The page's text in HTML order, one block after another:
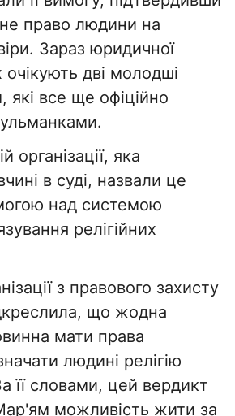
право людини на
Зараз юридичної
очікують дві молодші
все ще офіційно
організації, яка
в суді, назвали це
над системою
релігійних
з правового захисту
що жодна
мати права
людині релігію
її словами, цей вердикт
можливість жити за